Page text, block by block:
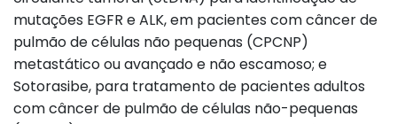
mutações EGFR e ALK, em pacientes com câncer de
pulmão de células não pequenas (CPCNP)
metastático ou avançado e não escamoso; e
Sotorasibe, para tratamento de pacientes adultos
com câncer de pulmão de células não-pequenas